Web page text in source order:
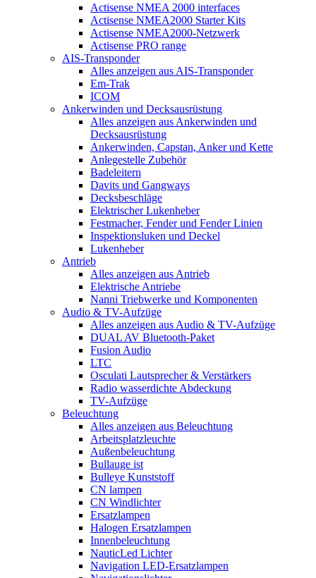
Actisense NMEA 2000 interfaces
Actisense NMEA2000 Starter Kits
Actisense NMEA2000-Netzwerk
Actisense PRO range
AIS-Transponder
Alles anzeigen aus AIS-Transponder
Em-Trak
ICOM
Ankerwinden und Decksausrüstung
Alles anzeigen aus Ankerwinden und
Decksausrüstung
Ankerwinden, Capstan, Anker und Kette
Anlegestelle Zubehör
Badeleitern
Davits und Gangways
Decksbeschläge
Elektrischer Lukenheber
Festmacher, Fender und Fender Linien
Inspektionsluken und Deckel
Lukenheber
Antrieb
Alles anzeigen aus Antrieb
Elektrische Antriebe
Nanni Triebwerke und Komponenten
Audio & TV-Aufzüge
Alles anzeigen aus Audio & TV-Aufzüge
DUAL AV Bluetooth-Paket
Fusion Audio
LTC
Osculati Lautsprecher & Verstärkers
Radio wasserdichte Abdeckung
TV-Aufzüge
Beleuchtung
Alles anzeigen aus Beleuchtung
Arbeitsplatzleuchte
Außenbeleuchtung
Bullauge ist
Bulleye Kunststoff
CN lampen
CN Windlichter
Ersatzlampen
Halogen Ersatzlampen
Innenbeleuchtung
NauticLed Lichter
Navigation LED-Ersatzlampen